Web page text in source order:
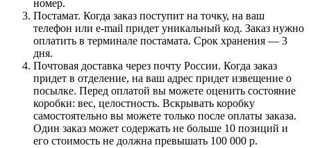
номер.
Постамат. Когда заказ поступит на точку, на ваш
телефон или e-mail придет уникальный код. Заказ нужно
оплатить в терминале постамата. Срок хранения — 3
дня.
Почтовая доставка через почту России. Когда заказ
придет в отделение, на ваш адрес придет извещение о
посылке. Перед оплатой вы можете оценить состояние
коробки: вес, целостность. Вскрывать коробку
самостоятельно вы можете только после оплаты заказа.
Один заказ может содержать не больше 10 позиций и
его стоимость не должна превышать 100 000 р.